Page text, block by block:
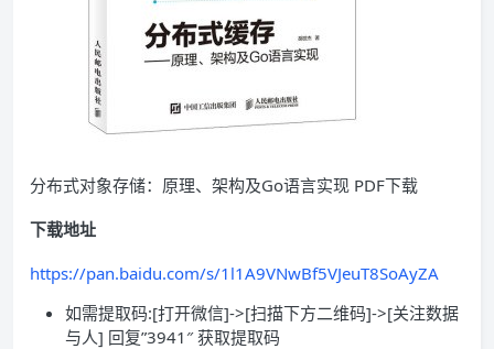
分布式对象存储：原理、架构及Go语言实现 PDF下载
下载地址
https://pan.baidu.com/s/1l1A9VNwBf5VJeuT8SoAyZA
如需提取码:[打开微信]->[扫描下方二维码]->[关注数据
与人] 回复”3941″ 获取提取码